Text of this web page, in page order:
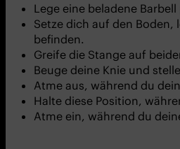
Lege eine beladene
Setze dich auf den Boden,
befinden.
Greife die Stange auf
Beuge deine Knie und
Atme aus, während du
Halte diese Position,
Atme ein, während du